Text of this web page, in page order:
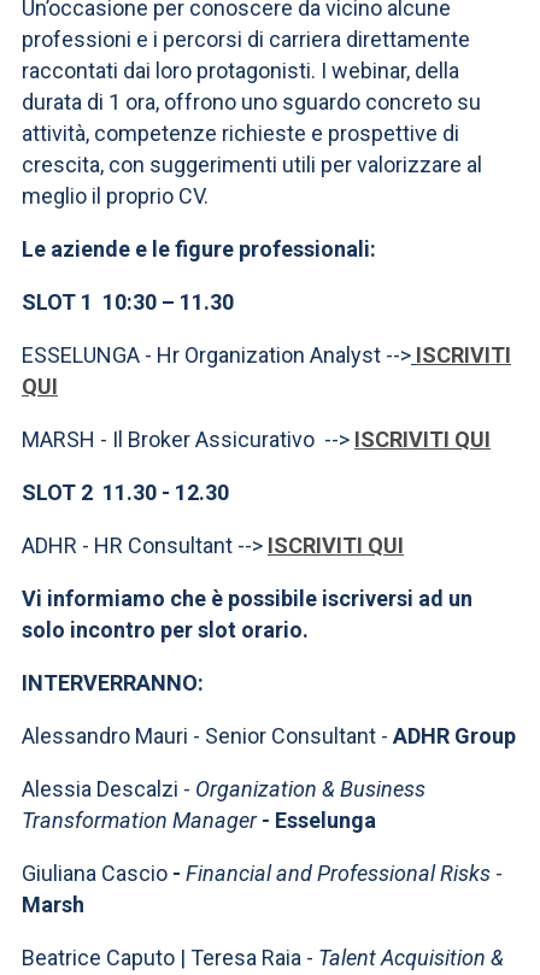
SEI UN DOCENTE O UN MEMBRO DELLO STAFF
ACCEDI A CLOUDMAIL
Un’occasione per conoscere da vicino alcune
professioni e i percorsi di carriera direttamente
raccontati dai loro protagonisti. I webinar, della
durata di 1 ora, offrono uno sguardo concreto su
attività, competenze richieste e prospettive di
crescita, con suggerimenti utili per valorizzare al
meglio il proprio CV.
Le aziende e le figure professionali:
SLOT 1 10:30 – 11.30
ESSELUNGA - Hr Organization Analyst --> ISCRIVITI
QUI
MARSH - Il Broker Assicurativo --> ISCRIVITI QUI
SLOT 2 11.30 - 12.30
ADHR - HR Consultant --> ISCRIVITI QUI
Vi informiamo che è possibile iscriversi ad un
solo incontro per slot orario.
INTERVERRANNO:
Alessandro Mauri - Senior Consultant - ADHR Group
Alessia Descalzi - Organization & Business
Transformation Manager- Esselunga
Giuliana Cascio - Financial and Professional Risks -
Marsh
Beatrice Caputo | Teresa Raia - Talent Acquisition &